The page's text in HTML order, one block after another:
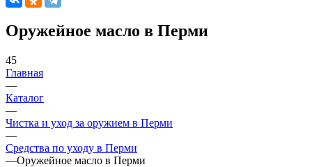
Оружейное масло в Перми
45
Главная
—
Каталог
—
Чистка и уход за оружием в Перми
—
Средства по уходу в Перми
—Оружейное масло в Перми